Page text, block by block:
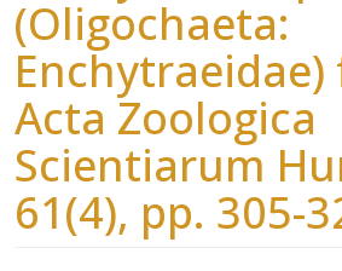
(Oligochaeta:
Enchytraeidae)
Acta Zoologica
Scientiarum
61(4), pp. 305-